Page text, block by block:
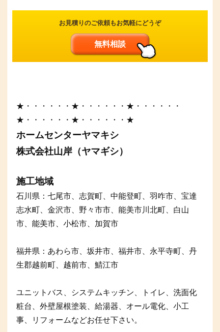
お見積りのご依頼もお気軽にどうぞ
無料相談
★・・・・・・★・・・・・・★・・・・・・
★・・・・・・★・・・・・・★
ホームセンターヤマキシ
株式会社山岸（ヤマギシ）
施工地域
石川県：七尾市、志賀町、中能登町、羽咋市、宝達
志水町、金沢市、野々市市、能美市川北町、白山
市、能美市、小松市、加賀市
福井県：あわら市、坂井市、福井市、永平寺町、丹
生郡越前町、越前市、鯖江市
ユニットバス、システムキッチン、トイレ、洗面化
粧台、外壁屋根塗装、給湯器、オール電化、小工
事、リフォームなどお任せ下さい。